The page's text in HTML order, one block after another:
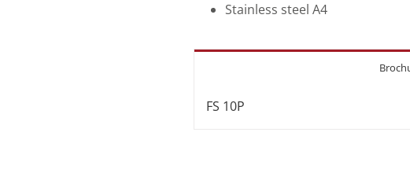
Stainless steel A4
FS 10P